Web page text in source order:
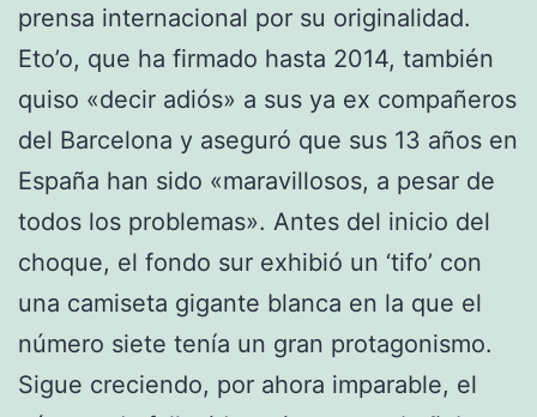
prensa internacional por su originalidad.
Eto’o, que ha firmado hasta 2014, también
quiso «decir adiós» a sus ya ex compañeros
del Barcelona y aseguró que sus 13 años en
España han sido «maravillosos, a pesar de
todos los problemas». Antes del inicio del
choque, el fondo sur exhibió un ‘tifo’ con
una camiseta gigante blanca en la que el
número siete tenía un gran protagonismo.
Sigue creciendo, por ahora imparable, el